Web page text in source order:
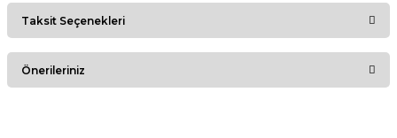
Bu ürüne ilk yorumu siz yapın!
Taksit Seçenekleri
Önerileriniz